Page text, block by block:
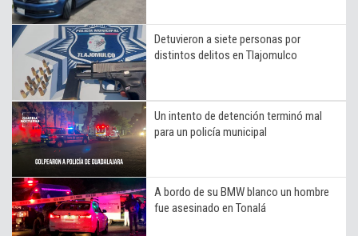
Detuvieron a siete personas por
distintos delitos en Tlajomulco
Un intento de detención terminó mal
para un policía municipal
A bordo de su BMW blanco un hombre
fue asesinado en Tonalá